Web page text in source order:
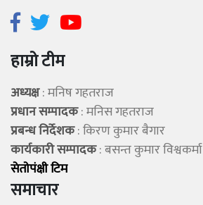
हाम्रो टीम
अध्यक्ष: मनिष गहतराज
प्रधान सम्पादक: मनिस गहतराज
प्रबन्ध निर्देशक: किरण कुमार बैगार
कार्यकारी सम्पादक: बसन्त कुमार विश्वकर्मा
सेताेपंक्षी टिम
समाचार